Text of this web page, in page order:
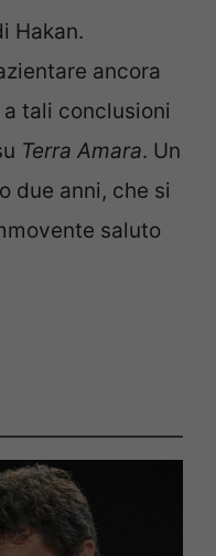
Hakan.
ancora
a tali conclusioni
Terra Amara. Un
due anni, che si
saluto